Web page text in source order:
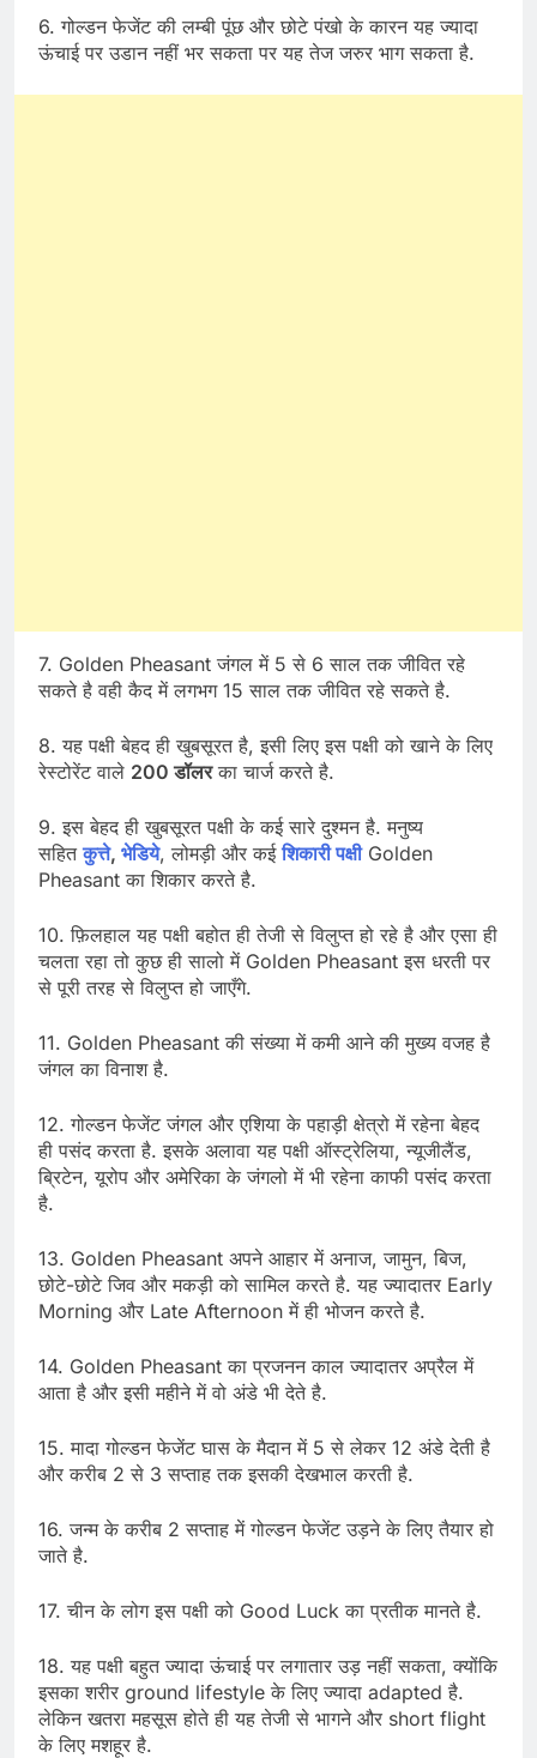
6. गोल्डन फेजेंट की लम्बी पूंछ और छोटे पंखो के कारन यह ज्यादा
ऊंचाई पर उडान नहीं भर सकता पर यह तेज जरुर भाग सकता है.
7. Golden Pheasant जंगल में 5 से 6 साल तक जीवित रहे
सकते है वही कैद में लगभग 15 साल तक जीवित रहे सकते है.
8. यह पक्षी बेहद ही खुबसूरत है, इसी लिए इस पक्षी को खाने के लिए
रेस्टोरेंट वाले 200 डॉलरका चार्ज करते है.
9. इस बेहद ही खुबसूरत पक्षी के कई सारे दुश्मन है. मनुष्य
सहितकुत्ते, भेडिये, लोमड़ी और कईशिकारी पक्षीGolden
Pheasant का शिकार करते है.
10. फ़िलहाल यह पक्षी बहोत ही तेजी से विलुप्त हो रहे है और एसा ही
चलता रहा तो कुछ ही सालो में Golden Pheasant इस धरती पर
से पूरी तरह से विलुप्त हो जाएँगे.
11. Golden Pheasant की संख्या में कमी आने की मुख्य वजह है
जंगल का विनाश है.
12. गोल्डन फेजेंट जंगल और एशिया के पहाड़ी क्षेत्रो में रहेना बेहद
ही पसंद करता है. इसके अलावा यह पक्षी ऑस्ट्रेलिया, न्यूजीलैंड,
ब्रिटेन, यूरोप और अमेरिका के जंगलो में भी रहेना काफी पसंद करता
है.
13. Golden Pheasant अपने आहार में अनाज, जामुन, बिज,
छोटे-छोटे जिव और मकड़ी को सामिल करते है. यह ज्यादातर Early
Morning और Late Afternoon में ही भोजन करते है.
14. Golden Pheasant का प्रजनन काल ज्यादातर अप्रैल में
आता है और इसी महीने में वो अंडे भी देते है.
15. मादा गोल्डन फेजेंट घास के मैदान में 5 से लेकर 12 अंडे देती है
और करीब 2 से 3 सप्ताह तक इसकी देखभाल करती है.
16. जन्म के करीब 2 सप्ताह में गोल्डन फेजेंट उड़ने के लिए तैयार हो
जाते है.
17. चीन के लोग इस पक्षी को Good Luck का प्रतीक मानते है.
18. यह पक्षी बहुत ज्यादा ऊंचाई पर लगातार उड़ नहीं सकता, क्योंकि
इसका शरीर ground lifestyle के लिए ज्यादा adapted है.
लेकिन खतरा महसूस होते ही यह तेजी से भागने और short flight
के लिए मशहूर है.